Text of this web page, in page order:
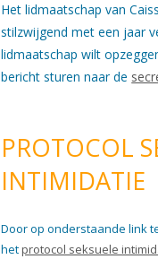
Het lidmaatschap van
stilzwijgend met een jaar
lidmaatschap wilt
bericht sturen naar de
PROTOCOL
INTIMIDATIE
Door op onderstaande link
hetprotocol seksuele